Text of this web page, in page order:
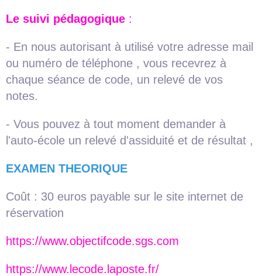
Le suivi pédagogique :
- En nous autorisant à utilisé votre adresse mail
ou numéro de téléphone , vous recevrez à
chaque séance de code, un relevé de vos
notes.
- Vous pouvez à tout moment demander à
l'auto-école un relevé d'assiduité et de résultat ,
EXAMEN THEORIQUE
Coût : 30 euros payable sur le site internet de
réservation
https://www.objectifcode.sgs.com
https://www.lecode.laposte.fr/